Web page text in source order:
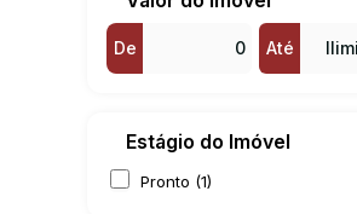
De Até
Estágio do Imóvel
Pronto (1)